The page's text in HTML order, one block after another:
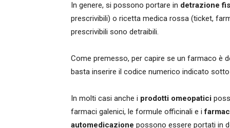
In genere, si possono portare in detrazione
prescrivibili) o ricetta medica rossa (ticket,
prescrivibili sono detraibili.
Come premesso, per capire se un farmaco è
basta inserire il codice numerico indicato
In molti casi anche i prodotti omeopatici
farmaci galenici, le formule officinali e i
automedicazione possono essere portati in